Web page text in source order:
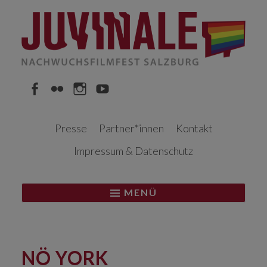
Inhalt
Presse
Partner*innen
Kontakt
Impressum & Datenschutz
MENÜ
NÖ YORK